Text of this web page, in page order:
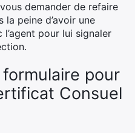
demander de refaire
la peine d’avoir une
pour lui signaler
pour
Consuel
×